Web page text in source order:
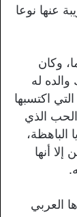
عنها نوعا
وكان
له
اكتسبها
الذي
الباهظة،
أنها
العربي